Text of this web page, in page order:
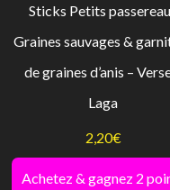
Sticks Petits
Graines sauvages &
de graines d’anis –
Laga
2,20€
Achetez & gagnez 2